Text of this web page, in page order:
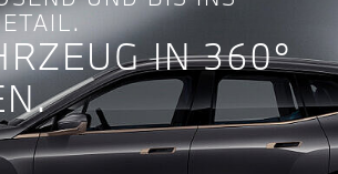
IN 360°